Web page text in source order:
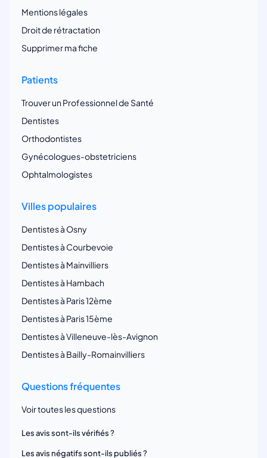
Mentions légales
Droit de rétractation
Supprimer ma fiche
Patients
Trouver un Professionnel de Santé
Dentistes
Orthodontistes
Gynécologues-obstetriciens
Ophtalmologistes
Villes populaires
Dentistes à Osny
Dentistes à Courbevoie
Dentistes à Mainvilliers
Dentistes à Hambach
Dentistes à Paris 12ème
Dentistes à Paris 15ème
Dentistes à Villeneuve-lès-Avignon
Dentistes à Bailly-Romainvilliers
Questions fréquentes
Voir toutes les questions
Les avis sont-ils vérifiés ?
Les avis négatifs sont-ils publiés ?